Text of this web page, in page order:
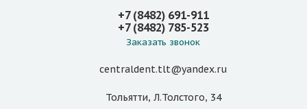
+7 (8482) 691-911
+7 (8482) 785-523
Заказать звонок
centraldent.tlt@yandex.ru
Тольятти, Л.Толстого, 34